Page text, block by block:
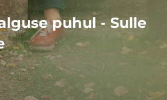
puhul - Sulle